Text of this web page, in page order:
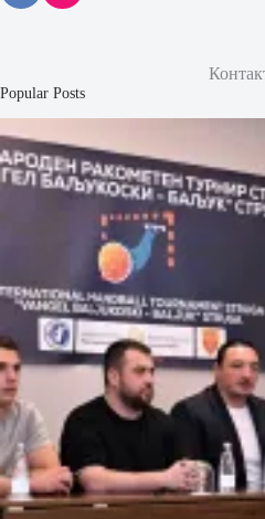
Popular Posts